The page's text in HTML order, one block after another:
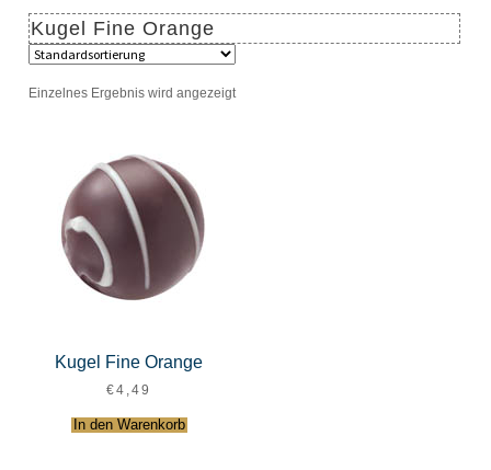
Kugel Fine Orange
Einzelnes Ergebnis wird angezeigt
Kugel Fine Orange
€4,49
In den Warenkorb